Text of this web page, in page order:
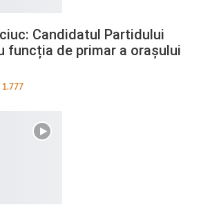
Candidatul Partidului
funcția de primar a orașului
1.777